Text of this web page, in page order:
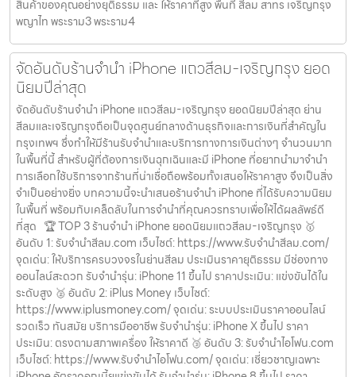
สินค้าของคุณอย่างยุติธรรม และ ให้ราคาที่สูง พื้นที่ สีลม สาทร เจริญกรุง
พญาไท พระราม3 พระราม4
จัดอันดับร้านจำนำ iPhone แถวสีลม-เจริญกรุง ยอด
นิยมปีล่าสุด
จัดอันดับร้านจำนำ iPhone แถวสีลม-เจริญกรุง ยอดนิยมปีล่าสุด ย่าน
สีลมและเจริญกรุงถือเป็นจุดศูนย์กลางด้านธุรกิจและการเงินที่สำคัญใน
กรุงเทพฯ ซึ่งทำให้มีร้านรับจำนำและบริการทางการเงินต่างๆ จำนวนมาก
ในพื้นที่นี้ สำหรับผู้ที่ต้องการเงินฉุกเฉินและมี iPhone ที่อยากนำมาจำนำ
การเลือกใช้บริการจากร้านที่น่าเชื่อถือพร้อมทั้งเสนอให้ราคาสูง จึงเป็นสิ่ง
จำเป็นอย่างยิ่ง บทความนี้จะนำเสนอร้านจำนำ iPhone ที่ได้รับความนิยม
ในพื้นที่ พร้อมกับเคล็ดลับในการจำนำที่คุณควรทราบเพื่อให้ได้ผลลัพธ์ดี
ที่สุด 🏆 TOP 3 ร้านจำนำ iPhone ยอดนิยมแถวสีลม-เจริญกรุง 🥇
อันดับ 1: รับจำนำสีลม.com เว็บไซต์: https://www.รับจํานําสีลม.com/
จุดเด่น: ให้บริการครบวงจรในย่านสีลม ประเมินราคายุติธรรม มีช่องทาง
ออนไลน์สะดวก รับจำนำรุ่น: iPhone 11 ขึ้นไป ราคาประเมิน: แข่งขันได้ใน
ระดับสูง 🥈 อันดับ 2: iPlus Money เว็บไซต์:
https://www.iplusmoney.com/ จุดเด่น: ระบบประเมินราคาออนไลน์
รวดเร็ว ทันสมัย บริการมืออาชีพ รับจำนำรุ่น: iPhone X ขึ้นไป ราคา
ประเมิน: ตรงตามสภาพเครื่อง ให้ราคาดี 🥉 อันดับ 3: รับจำนำไอโฟน.com
เว็บไซต์: https://www.รับจํานําไอโฟน.com/ จุดเด่น: เชี่ยวชาญเฉพาะ